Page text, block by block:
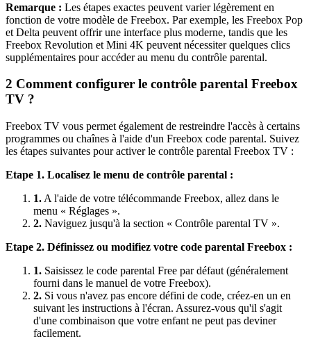
Remarque : Les étapes exactes peuvent varier légèrement en
fonction de votre modèle de Freebox. Par exemple, les Freebox Pop
et Delta peuvent offrir une interface plus moderne, tandis que les
Freebox Revolution et Mini 4K peuvent nécessiter quelques clics
supplémentaires pour accéder au menu du contrôle parental.
2 Comment configurer le contrôle parental Freebox
TV ?
Freebox TV vous permet également de restreindre l'accès à certains
programmes ou chaînes à l'aide d'un Freebox code parental. Suivez
les étapes suivantes pour activer le contrôle parental Freebox TV :
Etape 1. Localisez le menu de contrôle parental :
1. A l'aide de votre télécommande Freebox, allez dans le
menu « Réglages ».
2. Naviguez jusqu'à la section « Contrôle parental TV ».
Etape 2. Définissez ou modifiez votre code parental Freebox :
1. Saisissez le code parental Free par défaut (généralement
fourni dans le manuel de votre Freebox).
2. Si vous n'avez pas encore défini de code, créez-en un en
suivant les instructions à l'écran. Assurez-vous qu'il s'agit
d'une combinaison que votre enfant ne peut pas deviner
facilement.